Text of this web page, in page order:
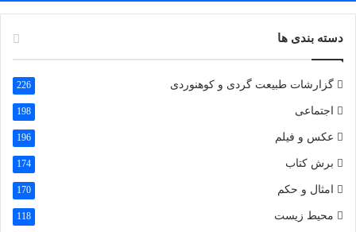
دسته بندی ها
گزارشات طبیعت گردی و کوهنوردی 226
اجتماعی 198
عکس و فیلم 196
برش کتاب 174
امثال و حکم 170
محیط زیست 118